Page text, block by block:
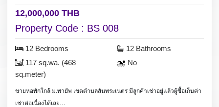
Property Code : BS 008
12 Bedrooms
117 sq.wa. (468
sq.meter)
12 Bathrooms
No
ขายหอพักใกล้ ม.พายัพ เขตตำบลสันพระเนตร มีลูกค้าเช่าอยู่แล้วผู้ซื้อเก็บค่า
เช่าต่อเนื่องได้เลย
12,000,000 THB